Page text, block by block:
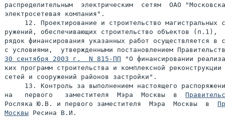
распределительным  электрическим  сетям  ОАО
электросетевая компания".
12. Проектирование и строительство магистральных
ружений, обеспечивающих строительство объектов (п.1),
рядок финансирования указанных работ осуществляется в
30 сентября 2003 г.  N 815-ПП "О финансировании
ких программ строительства и комплексной
сетей и сооружений районов застройки".
13. Контроль за выполнением настоящего
на   первого   заместителя  Мэра  Москвы  в
Росляка Ю.В. и первого заместителя  Мэра  Москвы  в
Москвы Ресина В.И.